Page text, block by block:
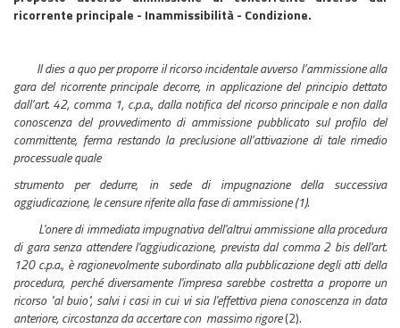
ricorrente principale - Inammissibilità - Condizione.
Il dies a quo per proporre il ricorso incidentale avverso l’ammissione alla
gara del ricorrente principale decorre, in applicazione del principio dettato
dall’art. 42, comma 1, c.p.a., dalla notifica del ricorso principale e non dalla
conoscenza del provvedimento di ammissione pubblicato sul profilo del
committente, ferma restando la preclusione all’attivazione di tale rimedio
processuale quale
strumento per dedurre, in sede di impugnazione della successiva
aggiudicazione, le censure riferite alla fase di ammissione (1).
L'onere di immediata impugnativa dell'altrui ammissione alla procedura
di gara senza attendere l'aggiudicazione, prevista dal comma 2 bis dell'art.
120 c.p.a., è ragionevolmente subordinato alla pubblicazione degli atti della
procedura, perché diversamente l'impresa sarebbe costretta a proporre un
ricorso "al buio", salvi i casi in cui vi sia l'effettiva piena conoscenza in data
anteriore, circostanza da accertare con massimo rigore(2).